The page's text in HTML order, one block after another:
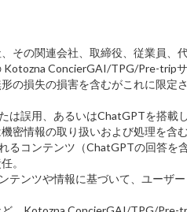
その関連会社、取締役、従業員
ConcierGAI/TPG/Pre-trip
の損失の損害を含むがこれに限
誤用、あるいはChatGPTを搭
密情報の取り扱いおよび処理を含
コンテンツ（ChatGPTの回答を
。
ンツや情報に基づいて、ユーザ